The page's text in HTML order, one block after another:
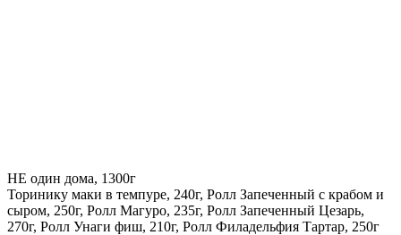
НЕ один дома, 1300г
Торинику маки в темпуре, 240г, Ролл Запеченный с крабом и
сыром, 250г, Ролл Магуро, 235г, Ролл Запеченный Цезарь,
270г, Ролл Унаги фиш, 210г, Ролл Филадельфия Тартар, 250г